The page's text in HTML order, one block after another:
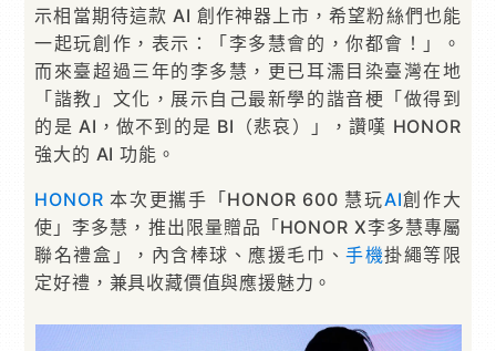
示相當期待這款 AI 創作神器上市，希望粉絲們也能
一起玩創作，表示：「李多慧會的，你都會！」。
而來臺超過三年的李多慧，更已耳濡目染臺灣在地
「諧教」文化，展示自己最新學的諧音梗「做得到
的是 AI，做不到的是 BI（悲哀）」，讚嘆 HONOR
強大的 AI 功能。
HONOR 本次更攜手「HONOR 600 慧玩AI創作大
使」李多慧，推出限量贈品「HONOR X李多慧專屬
聯名禮盒」，內含棒球、應援毛巾、手機掛繩等限
定好禮，兼具收藏價值與應援魅力。